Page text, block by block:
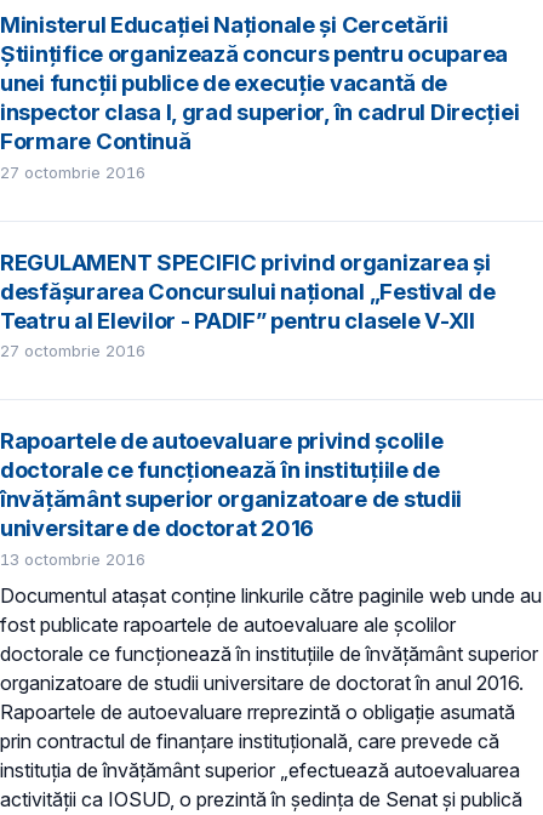
Ministerul Educației Naționale și Cercetării
Științifice organizează concurs pentru ocuparea
unei funcţii publice de execuție vacantă de
inspector clasa I, grad superior, în cadrul Direcției
Formare Continuă
27 octombrie 2016
REGULAMENT SPECIFIC privind organizarea și
desfășurarea Concursului național „Festival de
Teatru al Elevilor - PADIF” pentru clasele V-XII
27 octombrie 2016
Rapoartele de autoevaluare privind școlile
doctorale ce funcționează în instituțiile de
învățământ superior organizatoare de studii
universitare de doctorat 2016
13 octombrie 2016
Documentul atașat conține linkurile către paginile web unde au
fost publicate rapoartele de autoevaluare ale școlilor
doctorale ce funcționează în instituțiile de învățământ superior
organizatoare de studii universitare de doctorat în anul 2016.
Rapoartele de autoevaluare rreprezintă o obligație asumată
prin contractul de finanțare instituțională, care prevede că
instituţia de învăţământ superior „efectuează autoevaluarea
activității ca IOSUD, o prezintă în ședinţa de Senat și publică